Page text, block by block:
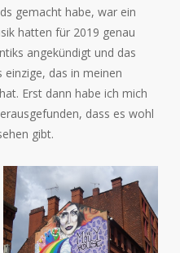
gemacht habe, war ein
hatten für 2019 genau
angekündigt und das
das in meinen
Erst dann habe ich mich
dass es wohl
gibt.